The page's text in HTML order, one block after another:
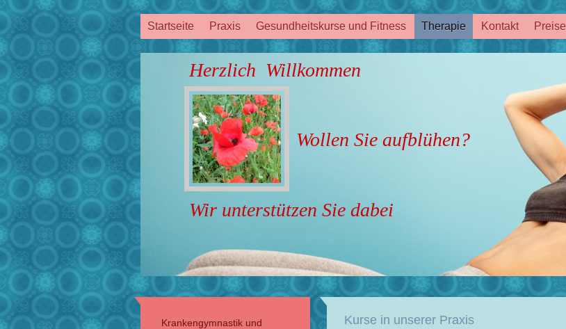
Startseite Praxis Gesundheitskurse und Fitness Therapie Kontakt Preise
Herzlich Willkommen
Wollen Sie aufblühen?
Wir unterstützen Sie dabei
Kurse in unserer Praxis
Krankengymnastik und